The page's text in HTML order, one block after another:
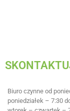
Biuro czynne od
poniedziałek – 7:30